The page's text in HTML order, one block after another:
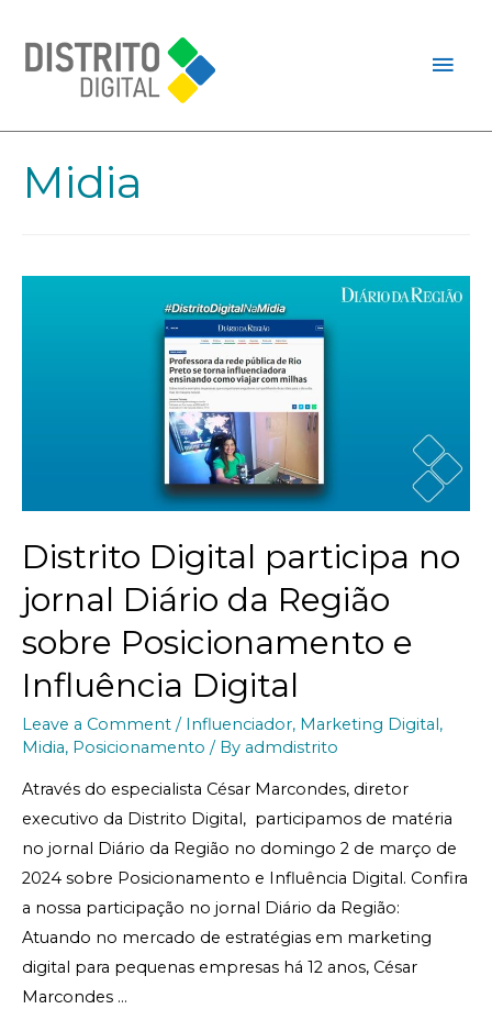
Midia
Distrito Digital participa no
jornal Diário da Região
sobre Posicionamento e
Influência Digital
Leave a Comment / Influenciador, Marketing Digital,
Midia, Posicionamento / By admdistrito
Através do especialista César Marcondes, diretor
executivo da Distrito Digital, participamos de matéria
no jornal Diário da Região no domingo 2 de março de
2024 sobre Posicionamento e Influência Digital. Confira
a nossa participação no jornal Diário da Região:
Atuando no mercado de estratégias em marketing
digital para pequenas empresas há 12 anos, César
Marcondes …